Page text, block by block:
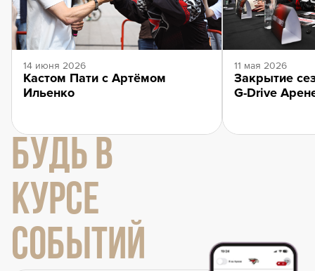
14 июня 2026
Кастом Пати с Артёмом
Ильенко
11 мая 2026
Закрытие
G-Drive
БУДЬ В
КУРСЕ
СОБЫТИЙ